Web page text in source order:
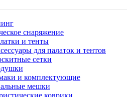
снаряжение
и тенты
для палаток и тентов
сетки
и комплектующие
мешки